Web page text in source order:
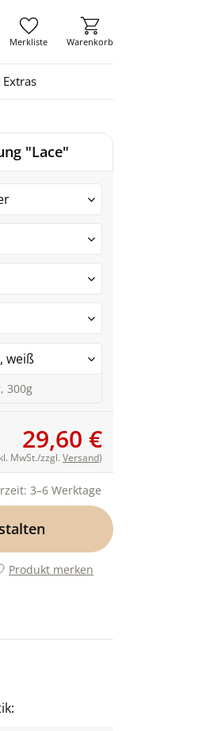
Merkliste Warenkorb
Extras
"Lace"
weiß
300g
29,60 €
MwSt./zzgl. Versand)
3–6 Werktage
Produkt merken